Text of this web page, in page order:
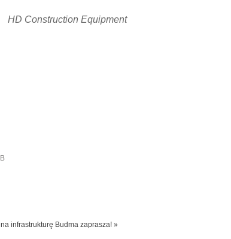
HD Construction Equipment
infrastrukturę Budma zaprasza! »